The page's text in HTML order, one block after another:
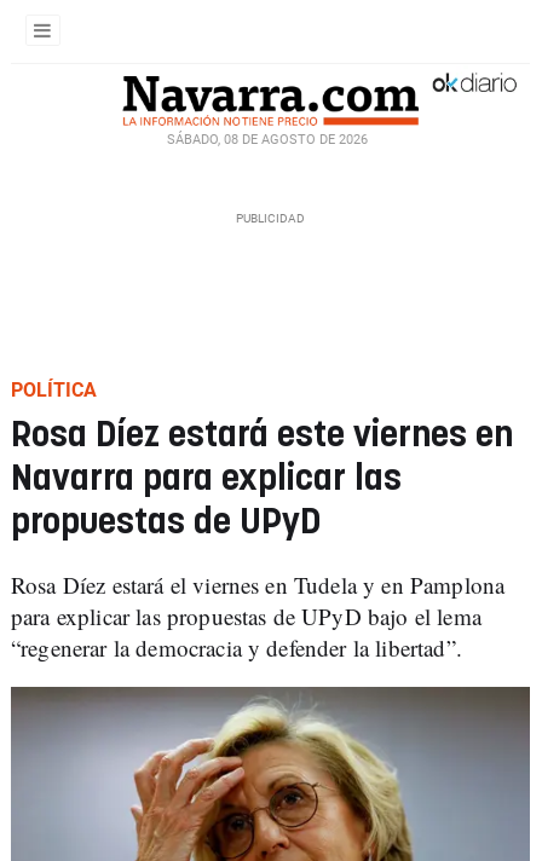
SÁBADO, 08 DE AGOSTO DE 2026
POLÍTICA
Rosa Díez estará este viernes en
Navarra para explicar las
propuestas de UPyD
Rosa Díez estará el viernes en Tudela y en Pamplona
para explicar las propuestas de UPyD bajo el lema
“regenerar la democracia y defender la libertad”.